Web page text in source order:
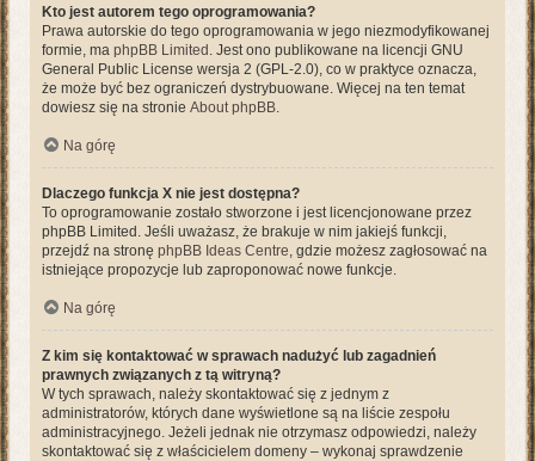
Kto jest autorem tego oprogramowania?
Prawa autorskie do tego oprogramowania w jego niezmodyfikowanej
formie, ma phpBB Limited . Jest ono publikowane na licencji GNU
General Public License wersja 2 (GPL-2.0), co w praktyce oznacza,
że może być bez ograniczeń dystrybuowane. Więcej na ten temat
dowiesz się na stronie About phpBB.
Na górę
Dlaczego funkcja X nie jest dostępna?
To oprogramowanie zostało stworzone i jest licencjonowane przez
phpBB Limited. Jeśli uważasz, że brakuje w nim jakiejś funkcji,
przejdź na stronę phpBB Ideas Centre, gdzie możesz zagłosować na
istniejące propozycje lub zaproponować nowe funkcje.
Na górę
Z kim się kontaktować w sprawach nadużyć lub zagadnień
prawnych związanych z tą witryną?
W tych sprawach, należy skontaktować się z jednym z
administratorów, których dane wyświetlone są na liście zespołu
administracyjnego. Jeżeli jednak nie otrzymasz odpowiedzi, należy
skontaktować się z właścicielem domeny – wykonaj sprawdzenie